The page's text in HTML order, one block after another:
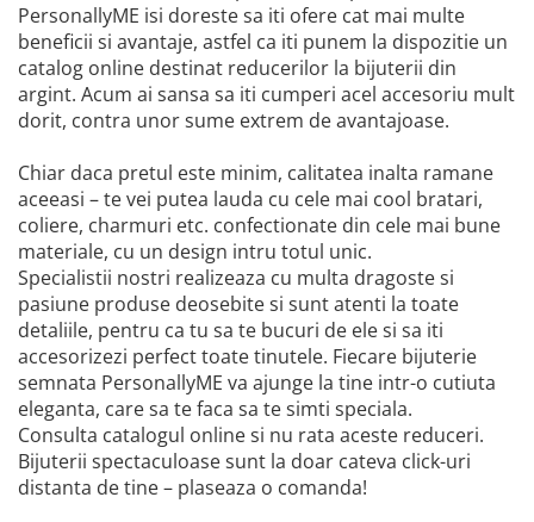
PersonallyME isi doreste sa iti ofere cat mai multe
beneficii si avantaje, astfel ca iti punem la dispozitie un
catalog online destinat reducerilor la bijuterii din
argint. Acum ai sansa sa iti cumperi acel accesoriu mult
dorit, contra unor sume extrem de avantajoase.
Chiar daca pretul este minim, calitatea inalta ramane
aceeasi – te vei putea lauda cu cele mai cool bratari,
coliere, charmuri etc. confectionate din cele mai bune
materiale, cu un design intru totul unic.
Specialistii nostri realizeaza cu multa dragoste si
pasiune produse deosebite si sunt atenti la toate
detaliile, pentru ca tu sa te bucuri de ele si sa iti
accesorizezi perfect toate tinutele. Fiecare bijuterie
semnata PersonallyME va ajunge la tine intr-o cutiuta
eleganta, care sa te faca sa te simti speciala.
Consulta catalogul online si nu rata aceste reduceri.
Bijuterii spectaculoase sunt la doar cateva click-uri
distanta de tine – plaseaza o comanda!